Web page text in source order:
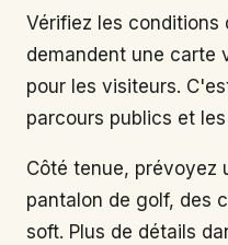
Vérifiez les
demandent une carte
pour les visiteurs.
parcours publics et
Côté tenue, prévoyez
pantalon de golf, des
soft. Plus de détails